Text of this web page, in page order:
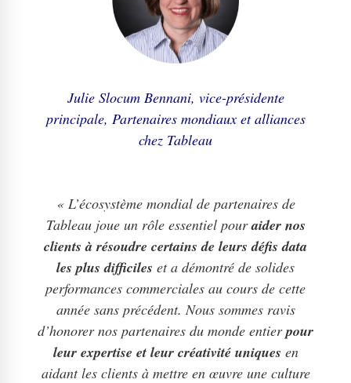
Julie Slocum Bennani, vice-présidente
principale, Partenaires mondiaux et alliances
chez Tableau
« L’écosystème mondial de partenaires de
Tableau joue un rôle essentiel pouraider nos
clients à résoudre certains de leurs défis data
les plus difficiles et a démontré de solides
performances commerciales au cours de cette
année sans précédent. Nous sommes ravis
d’honorer nos partenaires du monde entierpour
leur expertise et leur créativité uniques en
aidant les clients à mettre en œuvre une culture